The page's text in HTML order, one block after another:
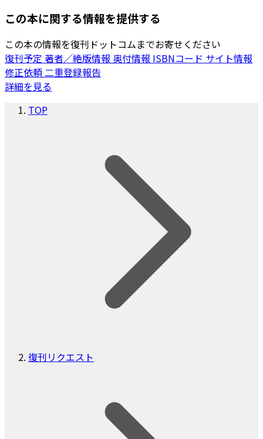
この本に関する情報を提供する
この本の情報を復刊ドットコムまでお寄せください
復刊予定 著者／絶版情報 奥付情報 ISBNコード サイト情報
修正依頼二重登録報告
詳細を見る
TOP
復刊リクエスト